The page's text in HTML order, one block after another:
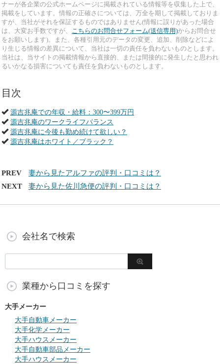
ナーが各企業の公式ホームページに掲載されている情報等を収集した上で、
掲載をしています。情報の正確さについては、万全を期して掲載しておりま
すが、当社がそれを保証するものではありません(情報に誤りがあった場合
は、大変お手数ですが、 こちらのお問合せフォーム(送信専用)からお問合せ
をお願いします)。また、各種引用元のデータの変更、追加、削除などによ
り生じる情報の差異について、当社は一切の責任を負わないものとします。
当社は、当サイトの掲載情報から直接的、または間接的に発生したと思われ
るいかなる損害についても責任を負わないものとします。
目次
源吉兆庵での年収・給料：300〜399万円
源吉兆庵のワークライフバランス
源吉兆庵に今後も勤め続けて欲しい？
源吉兆庵はホワイト／ブラック？
PREV
妻から見たアルファの評判・口コミは？
NEXT
妻から見た佐川急便の評判・口コミは？
会社名で検索
業種から口コミを探す
大手メーカー
大手自動車メーカー
大手化学メーカー
大手ハウスメーカー
大手自動車部品メーカー
大手ハウスメーカー